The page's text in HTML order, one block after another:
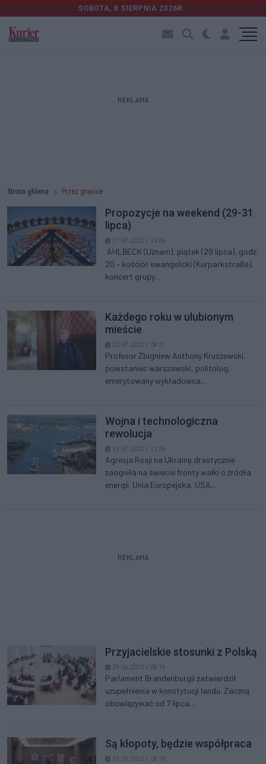
SOBOTA, 8 SIERPNIA 2026R.
REKLAMA
Strona główna Przez granice
Propozycje na weekend (29-31
lipca)
27.07.2022 r. 12:05
AHLBECK (Uznam), piątek (29 lipca), godz.
20 – kościół ewangelicki (Kurparkstraße),
koncert grupy...
Każdego roku w ulubionym
mieście
20.07.2022 r. 08:31
Profesor Zbigniew Anthony Kruszewski,
powstaniec warszawski, politolog,
emerytowany wykładowca...
Wojna i technologiczna
rewolucja
13.07.2022 r. 11:29
Agresja Rosji na Ukrainę drastycznie
zaogniła na świecie fronty walki o źródła
energii. Unia Europejska, USA...
REKLAMA
Przyjacielskie stosunki z Polską
29.06.2022 r. 08:19
Parlament Brandenburgii zatwierdził
uzupełnienia w konstytucji landu. Zaczną
obowiązywać od 7 lipca...
Są kłopoty, będzie współpraca
29.06.2022 r. 08:18